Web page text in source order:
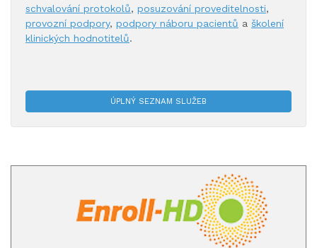
schvalování protokolů, posuzování proveditelnosti,
provozní podpory, podpory náboru pacientů a školení
klinických hodnotitelů.
ÚPLNÝ SEZNAM SLUŽEB